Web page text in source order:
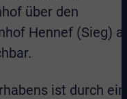
über den
Hennef (Sieg)
ist durch